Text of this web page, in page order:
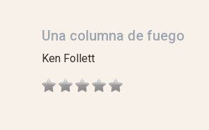
Una columna de fuego
Ken Follett